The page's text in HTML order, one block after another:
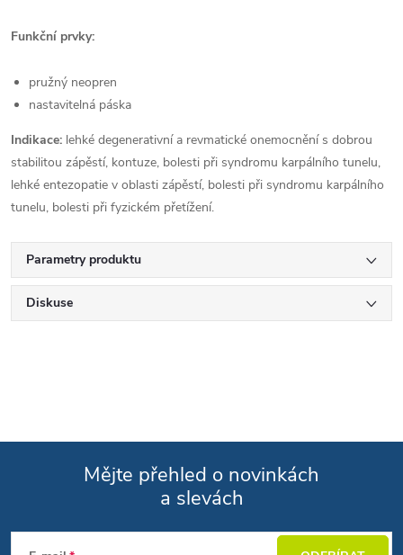
Funkční prvky:
pružný neopren
nastavitelná páska
Indikace: lehké degenerativní a revmatické onemocnění s dobrou
stabilitou zápěstí, kontuze, bolesti při syndromu karpálního tunelu,
lehké entezopatie v oblasti zápěstí, bolesti při syndromu karpálního
tunelu, bolesti při fyzickém přetížení.
Parametry produktu
Diskuse
Mějte přehled o novinkách
a slevách